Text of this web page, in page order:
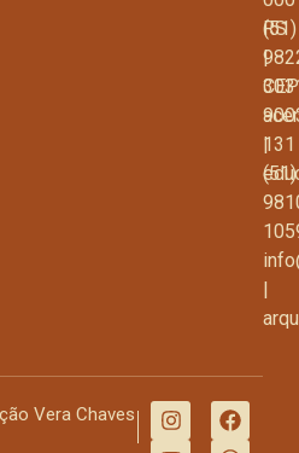
RS
|
CEP
131
(51)
(51)
|
Vera Chaves